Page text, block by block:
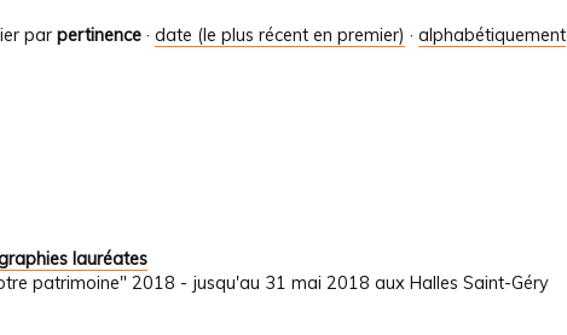
par pertinence · date (le plus récent en premier) · alphabétiquement
lauréates
patrimoine" 2018 - jusqu'au 31 mai 2018 aux Halles Saint-Géry